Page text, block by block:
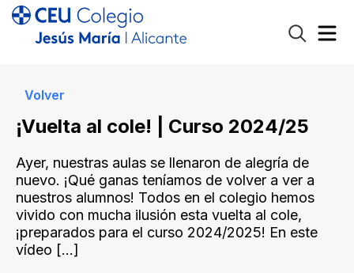
Volver
¡Vuelta al cole! | Curso 2024/25
Ayer, nuestras aulas se llenaron de alegría de
nuevo. ¡Qué ganas teníamos de volver a ver a
nuestros alumnos! Todos en el colegio hemos
vivido con mucha ilusión esta vuelta al cole,
¡preparados para el curso 2024/2025! En este
vídeo […]